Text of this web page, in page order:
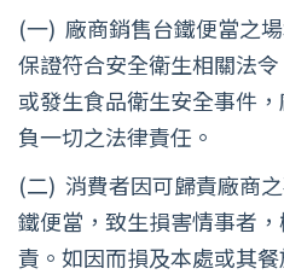
(一) 廠商銷售台鐵便當之
保證符合安全衛生相關法
或發生食品衛生安全事件
負一切之法律責任。
(二) 消費者因可歸責廠商
鐵便當，致生損害情事者
責。如因而損及本處或其